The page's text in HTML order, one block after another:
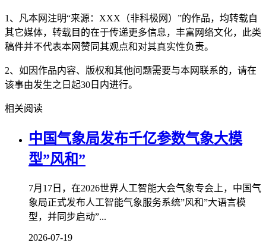
1、凡本网注明“来源：XXX（非科极网）”的作品，均转载自
其它媒体，转载目的在于传递更多信息，丰富网络文化，此类
稿件并不代表本网赞同其观点和对其真实性负责。
2、如因作品内容、版权和其他问题需要与本网联系的，请在
该事由发生之日起30日内进行。
相关阅读
中国气象局发布千亿参数气象大模
型”风和”
7月17日，在2026世界人工智能大会气象专会上，中国气
象局正式发布人工智能气象服务系统”风和”大语言模
型，并同步启动”...
2026-07-19